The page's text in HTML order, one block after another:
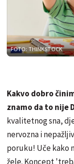
FOTO: THINKSTOCK
Kakvo dobro
znamo da to nije
kvalitetnog sna,
nervozna i
poruku! Uče kako
žele. Koncept